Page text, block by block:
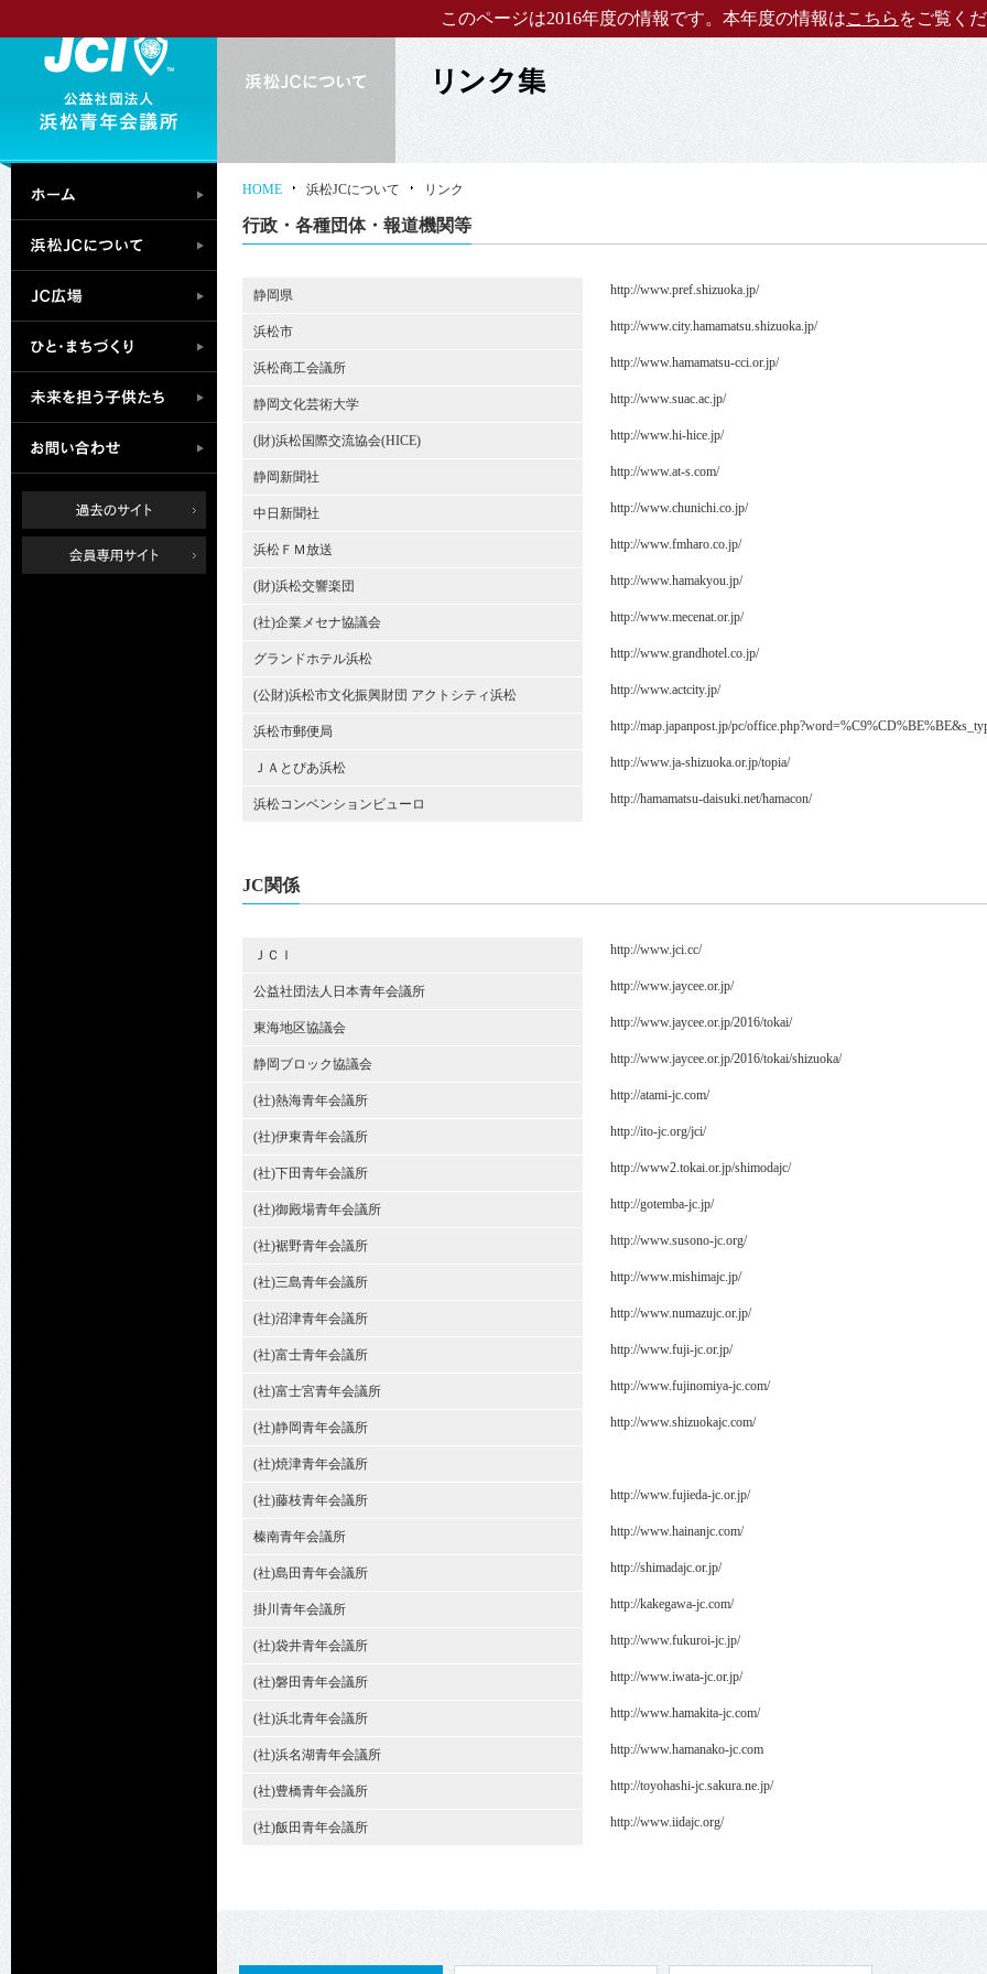
HOME 浜松JCについて リンク
行政・各種団体・報道機関等
静岡県 http://www.pref.shizuoka.jp/
浜松市 http://www.city.hamamatsu.shizuoka.jp/
浜松商工会議所 http://www.hamamatsu-cci.or.jp/
静岡文化芸術大学 http://www.suac.ac.jp/
(財)浜松国際交流協会(HICE) http://www.hi-hice.jp/
静岡新聞社 http://www.at-s.com/
中日新聞社 http://www.chunichi.co.jp/
浜松ＦＭ放送 http://www.fmharo.co.jp/
(財)浜松交響楽団 http://www.hamakyou.jp/
(社)企業メセナ協議会 http://www.mecenat.or.jp/
グランドホテル浜松 http://www.grandhotel.co.jp/
(公財)浜松市文化振興財団 アクトシティ浜松 http://www.actcity.jp/
浜松市郵便局 http://map.japanpost.jp/pc/
ＪＡとぴあ浜松 http://www.ja-shizuoka.or.jp/topia/
浜松コンベンションビューロ http://hamamatsu-daisuki.net/hamacon/
JC関係
ＪＣＩ http://www.jci.cc/
公益社団法人日本青年会議所 http://www.jaycee.or.jp/
東海地区協議会 http://www.jaycee.or.jp/2016/tokai/
静岡ブロック協議会 http://www.jaycee.or.jp/2016/tokai/shizuoka/
(社)熱海青年会議所 http://atami-jc.com/
(社)伊東青年会議所 http://ito-jc.org/jci/
(社)下田青年会議所 http://www2.tokai.or.jp/shimodajc/
(社)御殿場青年会議所 http://gotemba-jc.jp/
(社)裾野青年会議所 http://www.susono-jc.org/
(社)三島青年会議所 http://www.mishimajc.jp/
(社)沼津青年会議所 http://www.numazujc.or.jp/
(社)富士青年会議所 http://www.fuji-jc.or.jp/
(社)富士宮青年会議所 http://www.fujinomiya-jc.com/
(社)静岡青年会議所 http://www.shizuokajc.com/
(社)焼津青年会議所
(社)藤枝青年会議所 http://www.fujieda-jc.or.jp/
榛南青年会議所 http://www.hainanjc.com/
(社)島田青年会議所 http://shimadajc.or.jp/
掛川青年会議所 http://kakegawa-jc.com/
(社)袋井青年会議所 http://www.fukuroi-jc.jp/
(社)磐田青年会議所 http://www.iwata-jc.or.jp/
(社)浜北青年会議所 http://www.hamakita-jc.com/
(社)浜名湖青年会議所 http://www.hamanako-jc.com
(社)豊橋青年会議所 http://toyohashi-jc.sakura.ne.jp/
(社)飯田青年会議所 http://www.iidajc.org/
このページは2016年度の情報です。本年度の情報はこちら をご覧く